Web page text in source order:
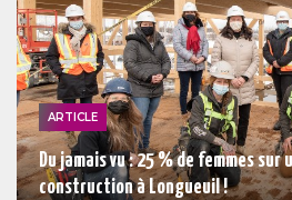
ARTICLE
Du jamais vu : 25 % de femmes sur
construction à Longueuil !